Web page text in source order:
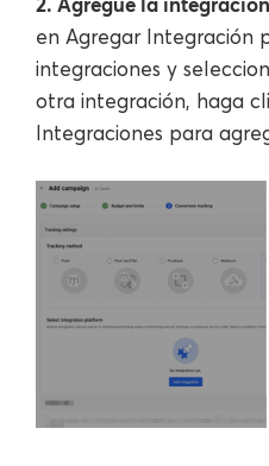
en Agregar Integración
integraciones y
otra integración, haga
Integraciones para